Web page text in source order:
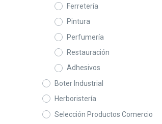
Ferretería
Pintura
Perfumería
Restauración
Adhesivos
Boter Industrial
Herboristería
Selección Productos Comercio